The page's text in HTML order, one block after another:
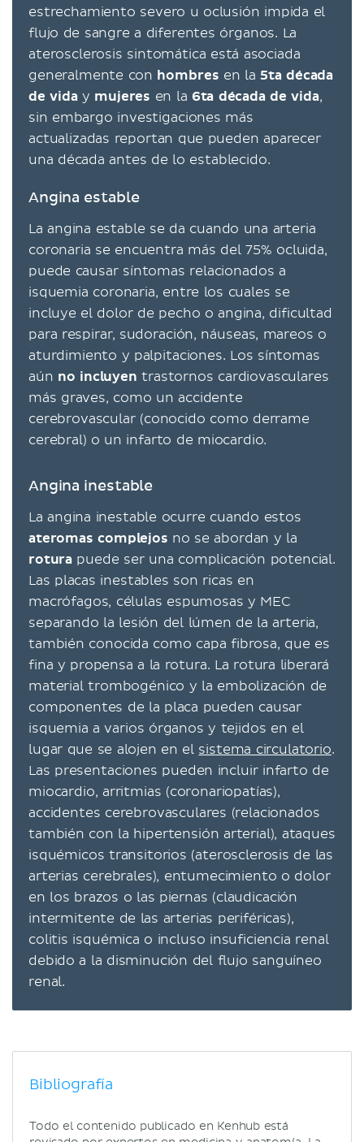
estrechamiento severo u oclusión impida el
flujo de sangre a diferentes órganos. La
aterosclerosis sintomática está asociada
generalmente con hombres en la5ta década
de viday mujeres en la 6ta década de vida,
sin embargo investigaciones más
actualizadas reportan que pueden aparecer
una década antes de lo establecido.
Angina estable
La angina estable se da cuando una arteria
coronaria se encuentra más del 75% ocluida,
puede causar síntomas relacionados a
isquemia coronaria, entre los cuales se
incluye el dolor de pecho o angina, dificultad
para respirar, sudoración, náuseas, mareos o
aturdimiento y palpitaciones. Los síntomas
aún no incluyen trastornos cardiovasculares
más graves, como un accidente
cerebrovascular (conocido como derrame
cerebral) o un infarto de miocardio.
Angina inestable
La angina inestable ocurre cuando estos
ateromas complejos no se abordan y la
rotura puede ser una complicación potencial.
Las placas inestables son ricas en
macrófagos, células espumosas y MEC
separando la lesión del lúmen de la arteria,
también conocida como capa fibrosa, que es
fina y propensa a la rotura. La rotura liberará
material trombogénico y la embolización de
componentes de la placa pueden causar
isquemia a varios órganos y tejidos en el
lugar que se alojen en el sistema circulatorio.
Las presentaciones pueden incluir infarto de
miocardio, arritmias (coronariopatías),
accidentes cerebrovasculares (relacionados
también con la hipertensión arterial), ataques
isquémicos transitorios (aterosclerosis de las
arterias cerebrales), entumecimiento o dolor
en los brazos o las piernas (claudicación
intermitente de las arterias periféricas),
colitis isquémica o incluso insuficiencia renal
debido a la disminución del flujo sanguíneo
renal.
Bibliografía
Todo el contenido publicado en Kenhub está